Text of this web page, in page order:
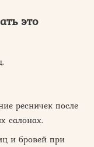
это
ресничек после
салонах.
и бровей при